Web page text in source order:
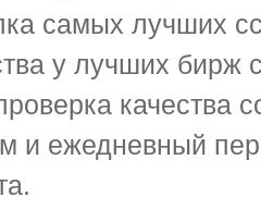
самых лучших
у лучших бирж
качества
и ежедневный